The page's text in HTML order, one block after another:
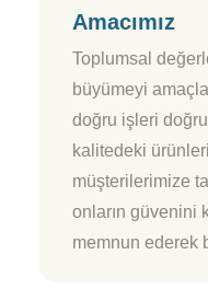
Amacımız
Toplumsal
büyümeyi
doğru işleri
kalitedeki
müşterilerimize
onların güvenini
memnun ederek